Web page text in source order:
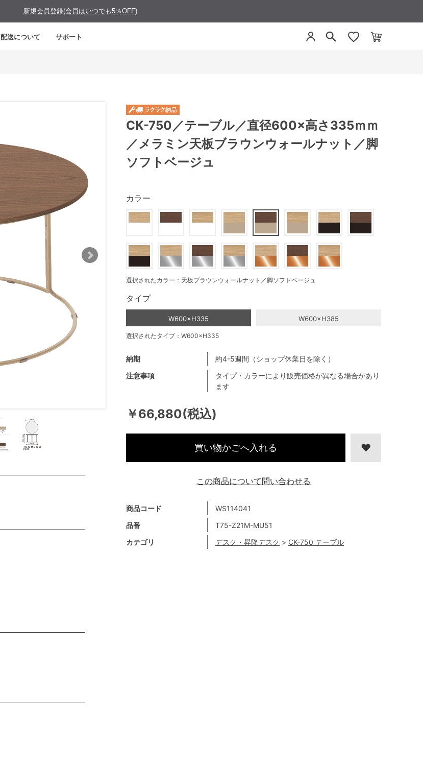
新規会員登録(会員はいつでも5％OFF)
配送について サポート
CK-750／テーブル／直径600×高さ335ｍｍ
／メラミン天板ブラウンウォールナット／脚
ソフトベージュ
￥66,880(税込)
商品コード
WS114041
品番
T75-Z21M-MU51
カテゴリ
デスク・昇降デスク > CK-750 テーブル
注意事項
タイプ・カラーにより販売価格が異なる場合があり
ます
納期 約4-5週間（ショップ休業日を除く）
カラー
選択されたカラー：天板ブラウンウォールナット／脚ソフトベージュ
タイプ
W600×H335 W600×H385
選択されたタイプ：W600×H335
買い物かごへ入れる
この商品について問い合わせる